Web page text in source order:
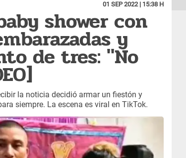
01 SEP 2022 | 15:38 H
shower con
y
de tres: "No
la noticia decidió armar un fiestón y
siempre. La escena es viral en TikTok.